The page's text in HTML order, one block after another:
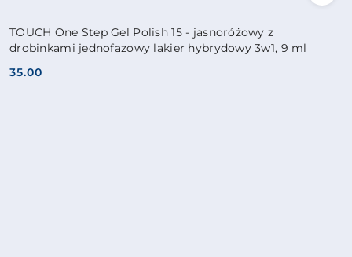
TOUCH One Step Gel Polish 15 - jasnoróżowy z
drobinkami jednofazowy lakier hybrydowy 3w1, 9 ml
Cena:
35.00